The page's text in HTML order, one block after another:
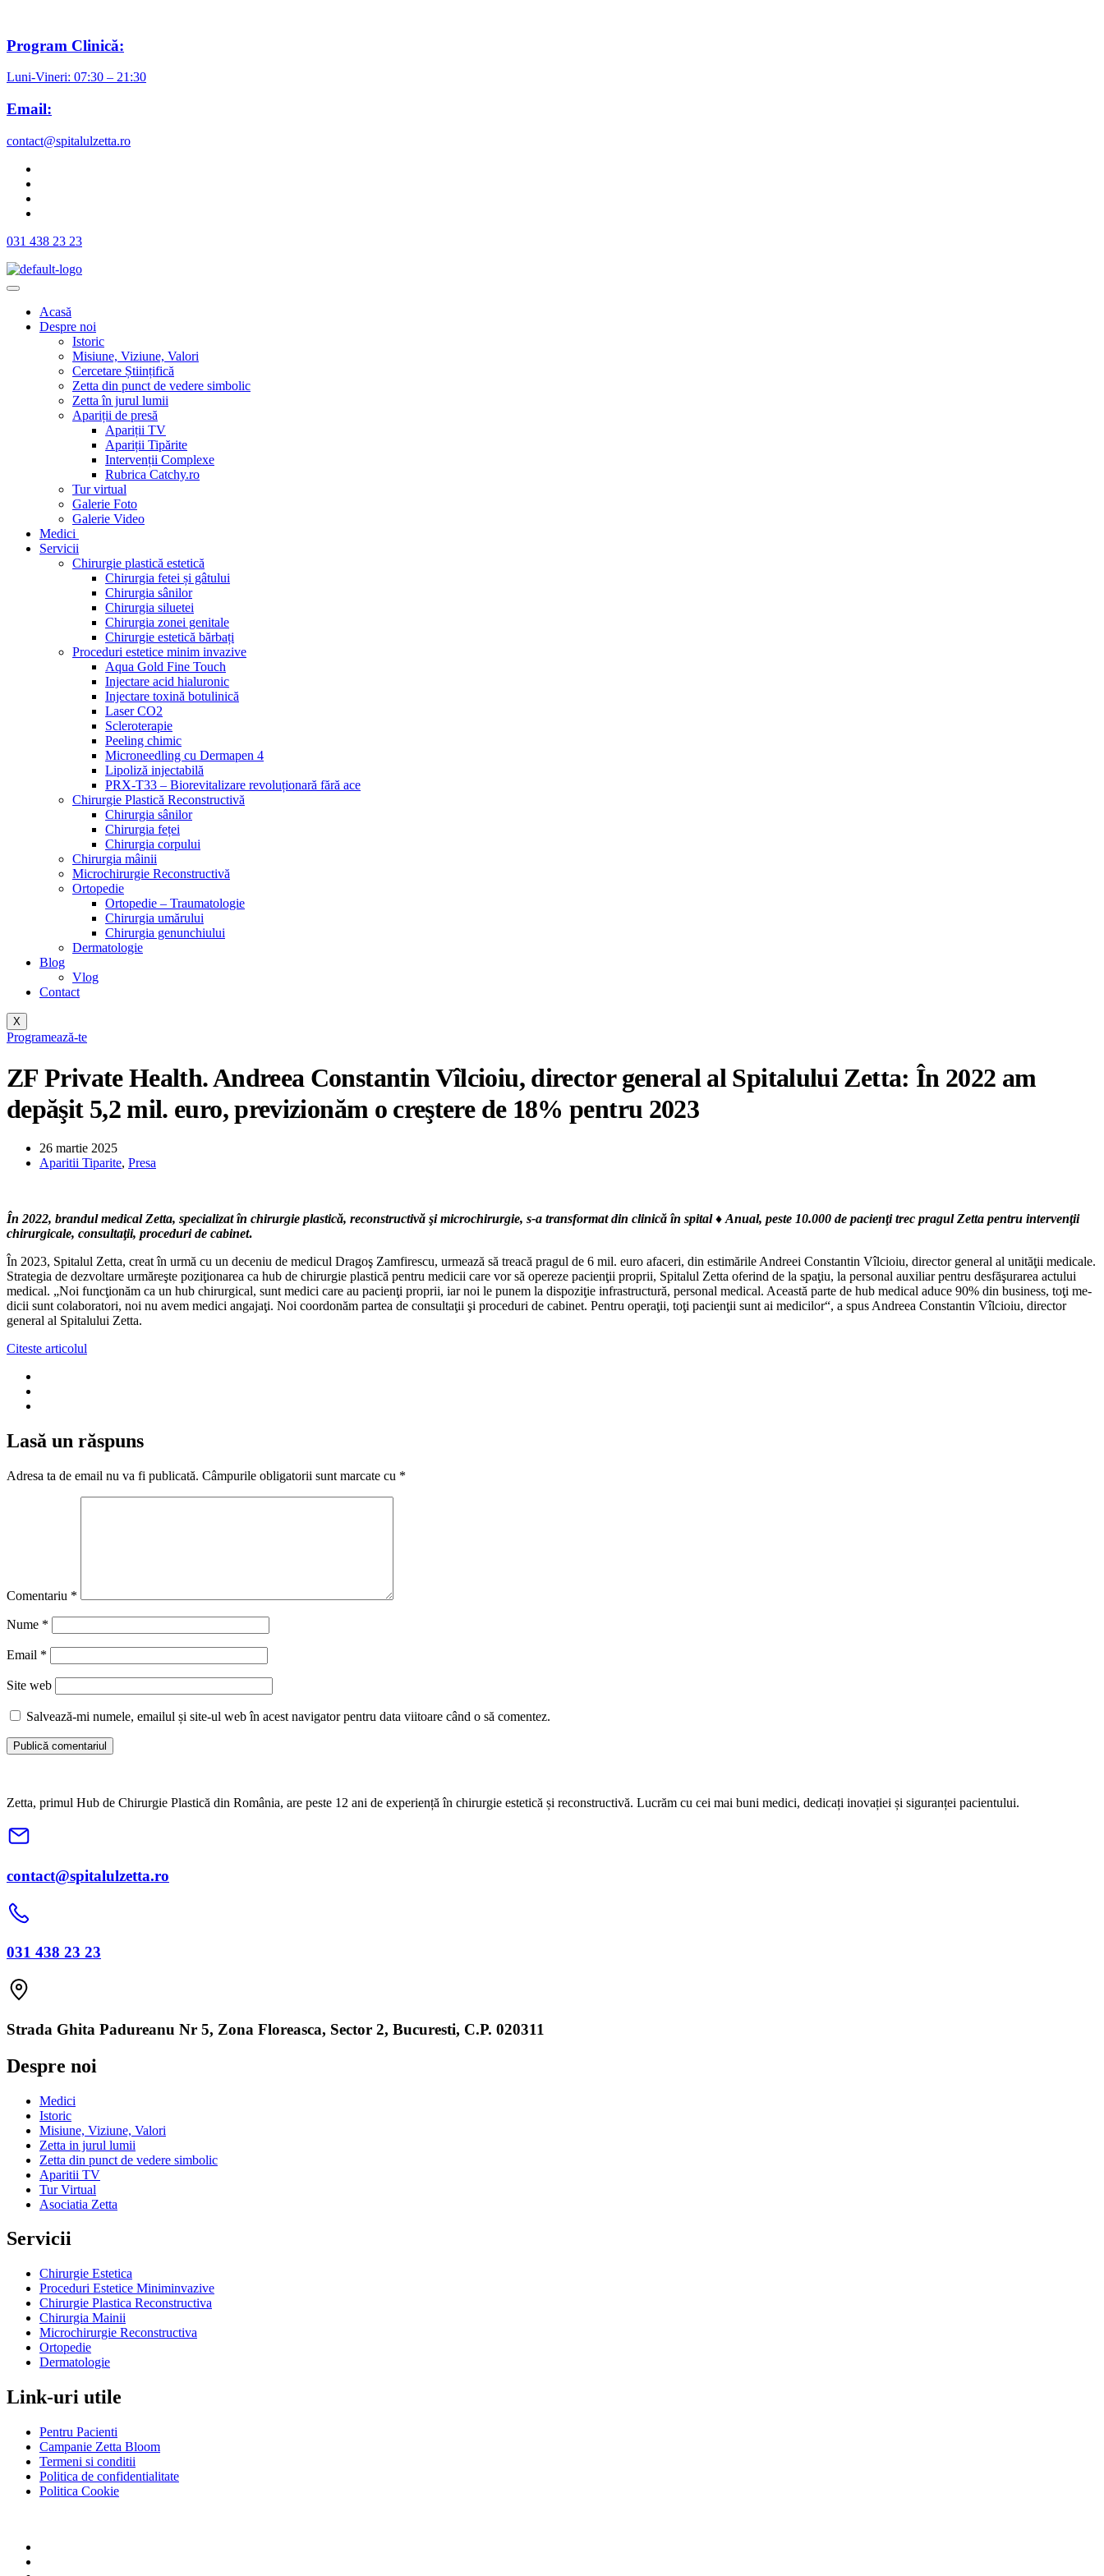
Program Clinică:
Luni-Vineri: 07:30 – 21:30
Email:
contact@spitalulzetta.ro
031 438 23 23
Acasă
Despre noi
Istoric
Misiune, Viziune, Valori
Cercetare Științifică
Zetta din punct de vedere simbolic
Zetta în jurul lumii
Apariții de presă
Apariții TV
Apariții Tipărite
Intervenții Complexe
Rubrica Catchy.ro
Tur virtual
Galerie Foto
Galerie Video
Medici
Servicii
Chirurgie plastică estetică
Chirurgia fetei și gâtului
Chirurgia sânilor
Chirurgia siluetei
Chirurgia zonei genitale
Chirurgie estetică bărbați
Proceduri estetice minim invazive
Aqua Gold Fine Touch
Injectare acid hialuronic
Injectare toxină botulinică
Laser CO2
Scleroterapie
Peeling chimic
Microneedling cu Dermapen 4
Lipoliză injectabilă
PRX-T33 – Biorevitalizare revoluționară fără ace
Chirurgie Plastică Reconstructivă
Chirurgia sânilor
Chirurgia feței
Chirurgia corpului
Chirurgia mâinii
Microchirurgie Reconstructivă
Ortopedie
Ortopedie – Traumatologie
Chirurgia umărului
Chirurgia genunchiului
Dermatologie
Blog
Vlog
Contact
X
Programează-te
ZF Private Health. Andreea Constantin Vîlcioiu, director general al Spitalului Zetta: În 2022 am
depăşit 5,2 mil. euro, previzionăm o creştere de 18% pentru 2023
26 martie 2025
Aparitii Tiparite, Presa
În 2022, brandul medical Zetta, specializat în chirurgie plastică, reconstructivă şi microchirurgie, s-a transformat din clinică în spital ♦ Anual, peste 10.000 de pacienţi trec pragul Zetta pentru intervenţii
chirurgicale, consultaţii, proceduri de cabinet.
În 2023, Spitalul Zetta, creat în urmă cu un deceniu de medicul Dragoş Zamfirescu, urmează să treacă pragul de 6 mil. euro afaceri, din estimările Andreei Constantin Vîlcioiu, director general al unităţii medicale.
Strategia de dezvoltare urmăreşte poziţionarea ca hub de chirurgie plastică pentru medicii care vor să opereze pacienţii proprii, Spitalul Zetta oferind de la spaţiu, la personal auxiliar pentru des­fă­şurarea actului
me­dical. „Noi funcţionăm ca un hub chirurgical, sunt medici care au pacienţi proprii, iar noi le punem la dispoziţie infrastructură, personal medical. Această parte de hub medical aduce 90% din business, toţi me­
dicii sunt colaboratori, noi nu avem medici angajaţi. Noi coor­do­năm partea de consultaţii şi proceduri de cabinet. Pentru operaţii, toţi pa­cienţii sunt ai medicilor“, a spus Andreea Constantin Vîlcioiu, direc­tor
general al Spitalului Zetta.
Citeste articolul
Lasă un răspuns
Adresa ta de email nu va fi publicată. Câmpurile obligatorii sunt marcate cu *
Comentariu *
Nume *
Email *
Site web
Salvează-mi numele, emailul și site-ul web în acest navigator pentru data viitoare când o să comentez.
Zetta, primul Hub de Chirurgie Plastică din România, are peste 12 ani de experiență în chirurgie estetică și reconstructivă. Lucrăm cu cei mai buni medici, dedicați inovației și siguranței pacientului.
contact@spitalulzetta.ro
031 438 23 23
Strada Ghita Padureanu Nr 5, Zona Floreasca, Sector 2, Bucuresti, C.P. 020311
Despre noi
Medici
Istoric
Misiune, Viziune, Valori
Zetta in jurul lumii
Zetta din punct de vedere simbolic
Aparitii TV
Tur Virtual
Asociatia Zetta
Servicii
Chirurgie Estetica
Proceduri Estetice Miniminvazive
Chirurgie Plastica Reconstructiva
Chirurgia Mainii
Microchirurgie Reconstructiva
Ortopedie
Dermatologie
Link-uri utile
Pentru Pacienti
Campanie Zetta Bloom
Termeni si conditii
Politica de confidentialitate
Politica Cookie